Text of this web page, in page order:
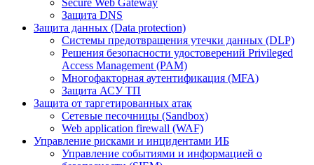
Защита DNS
Защита данных (Data protection)
Системы предотвращения утечки данных (DLP)
Решения безопасности удостоверений Privileged
Access Management (PAM)
Многофакторная аутентификация (MFA)
Защита АСУ ТП
Защита от таргетированных атак
Сетевые песочницы (Sandbox)
Web application firewall (WAF)
Управление рисками и инцидентами ИБ
Управление событиями и информацией о